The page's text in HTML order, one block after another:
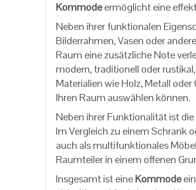
Kommodeermöglicht eine
Neben ihrer funktionalen
Bilderrahmen, Vasen oder
Raum eine zusätzliche Note
modern, traditionell oder
Materialien wie Holz, Metall
Ihren Raum auswählen können.
Neben ihrer Funktionalität ist die
Im Vergleich zu einem Schrank
auch als multifunktionales
Raumteiler in einem offenen
Insgesamt ist eineKommode